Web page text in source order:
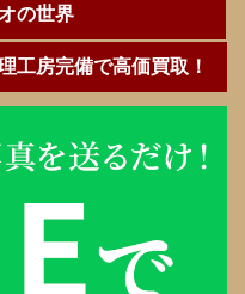
の世界
工房完備で高価買取！